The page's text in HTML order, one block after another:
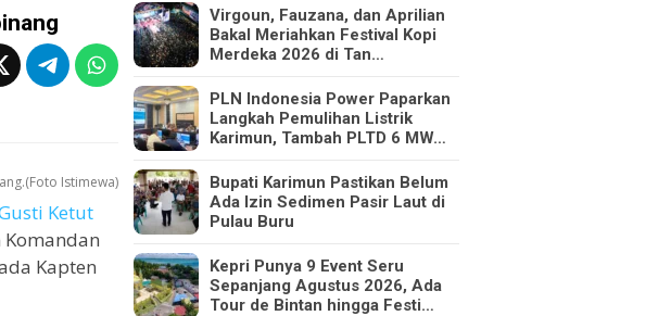
Istimewa)
Ketut
Kapten
Virgoun, Fauzana, dan Aprilian
Bakal Meriahkan Festival Kopi
Merdeka 2026 di Tan…
PLN Indonesia Power Paparkan
Langkah Pemulihan Listrik
Karimun, Tambah PLTD 6 MW…
Bupati Karimun Pastikan Belum
Ada Izin Sedimen Pasir Laut di
Pulau Buru
Kepri Punya 9 Event Seru
Sepanjang Agustus 2026, Ada
Tour de Bintan hingga Festi…